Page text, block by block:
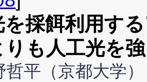
を採餌利用す
りも人工光を
平（京都大学）